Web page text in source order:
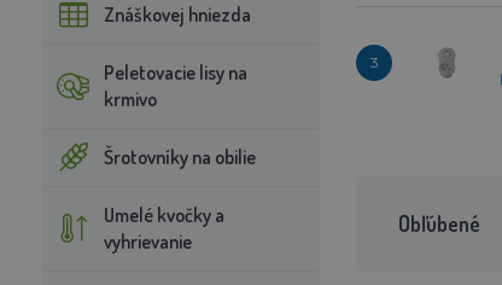
Znáškovej hniezda
Peletovacie lisy na
krmivo
Šrotovníky na obilie
Umelé kvočky a
vyhrievanie
3
Obľúbené